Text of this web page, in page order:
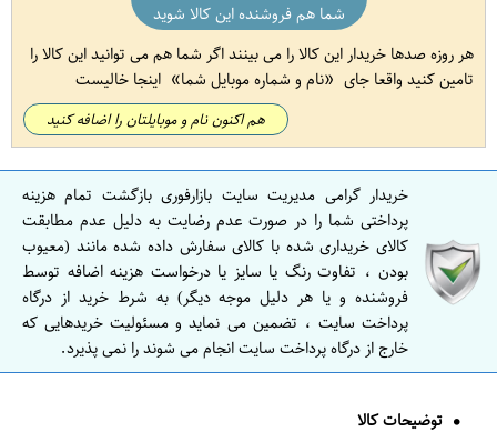
شما هم فروشنده این کالا شوید
هر روزه صدها خریدار این کالا را می بینند اگر شما هم می توانید این کالا را
تامین کنید واقعا جای
نام و شماره موبایل شما اینجا خالیست
هم اکنون نام و موبایلتان را اضافه کنید
خریدار گرامی مدیریت سایت بازارفوری بازگشت تمام هزینه
پرداختی شما را در صورت عدم رضایت به دلیل عدم مطابقت
کالای خریداری شده با کالای سفارش داده شده مانند (معیوب
بودن ، تفاوت رنگ یا سایز یا درخواست هزینه اضافه توسط
فروشنده و یا هر دلیل موجه دیگر) به شرط خرید از درگاه
پرداخت سایت ، تضمین می نماید و مسئولیت خریدهایی که
خارج از درگاه پرداخت سایت انجام می شوند را نمی پذیرد.
توضیحات کالا